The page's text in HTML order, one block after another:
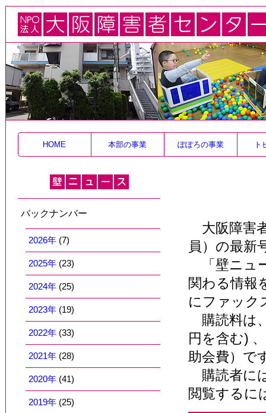
HOME 本部の事業 ぽぽろの事業 ト
バックナンバー
2026年 (7)
2025年 (23)
2024年 (25)
2023年 (19)
2022年 (33)
2021年 (28)
2020年 (41)
2019年 (25)
大阪障害
員）の最新
「壁ニュ
関わる情報
にファック
購読料は
円を含む)
助会費）で
購読者に
閲覧するに